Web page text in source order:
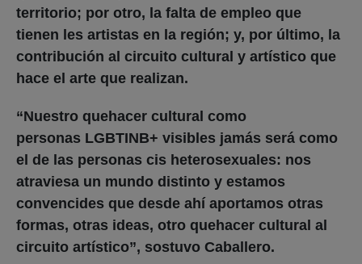
territorio; por otro, la falta de empleo que
tienen les artistas en la región; y, por último, la
contribución al circuito cultural y artístico que
hace el arte que realizan.
“Nuestro quehacer cultural como
personas LGBTINB+ visibles jamás será como
el de las personas cis heterosexuales: nos
atraviesa un mundo distinto y estamos
convencides que desde ahí aportamos otras
formas, otras ideas, otro quehacer cultural al
circuito artístico”, sostuvo Caballero.